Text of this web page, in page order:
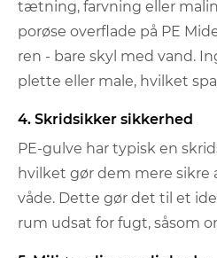
tætning, farvning eller
porøse overflade på PE
ren - bare skyl med vand.
plette eller male, hvilket
4. Skridsikker sikkerhed
PE-gulve har typisk en
hvilket gør dem mere sikre
våde. Dette gør det til et
rum udsat for fugt, såsom